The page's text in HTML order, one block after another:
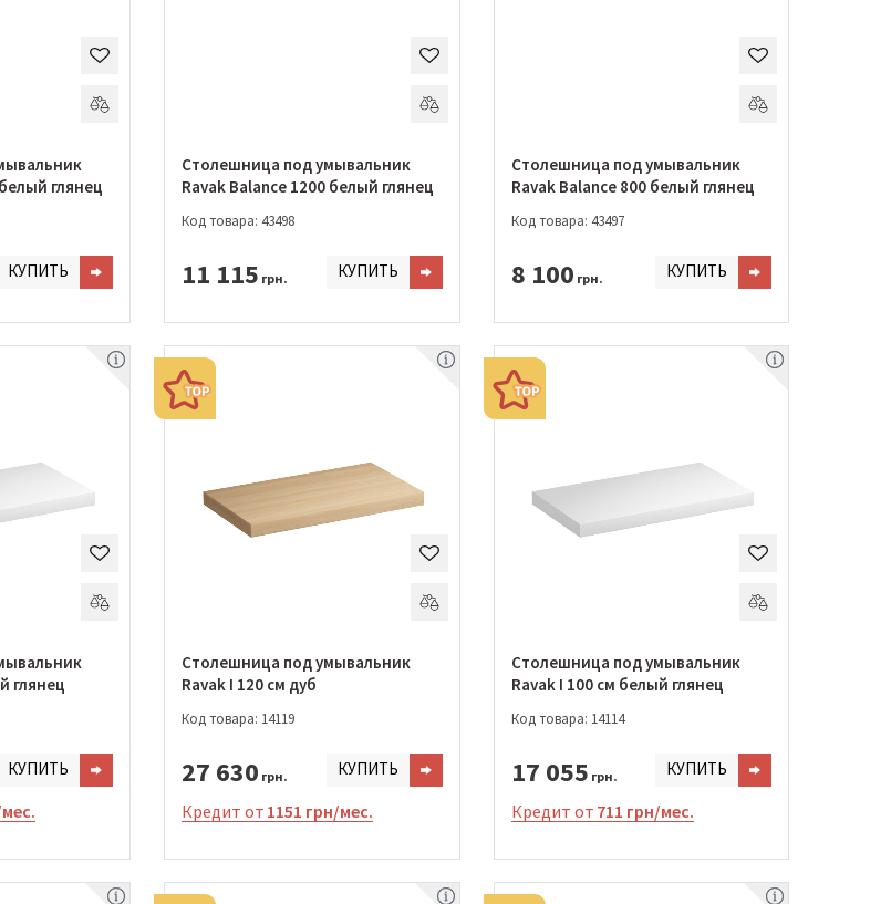
глянец
КУПИТЬ
Столешница под умывальник
Ravak Balance 1200 белый глянец
Код товара: 43498
11 115 грн. КУПИТЬ
Столешница под умывальник
Ravak Balance 800 белый глянец
Код товара: 43497
8 100 грн. КУПИТЬ
глянец
КУПИТЬ
Столешница под умывальник
Ravak I 120 см дуб
Код товара: 14119
27 630 грн. КУПИТЬ
Кредит от 1151 грн/мес.
Столешница под умывальник
Ravak I 100 см белый глянец
Код товара: 14114
17 055 грн. КУПИТЬ
Кредит от 711 грн/мес.